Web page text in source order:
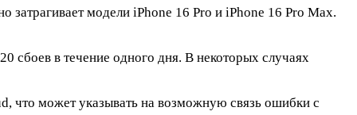
модели iPhone 16 Pro и iPhone 16 Pro Max.
сбоев в течение одного дня. В некоторых случаях
что может указывать на возможную связь ошибки с